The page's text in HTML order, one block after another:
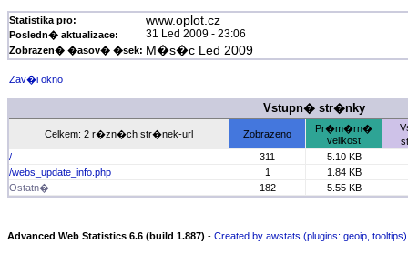
Statistika pro: www.oplot.cz
Posledn� aktualizace: 31 Led 2009 - 23:06
Zobrazen� �asov� �sek: M�s�c Led 2009
Zav�i okno
Vstupn� str�nky
Celkem: 2 r�zn�ch str�nek-url Zobrazeno
Pr�m�rn�
velikost
/
311
5.10 KB
/webs_update_info.php
1
1.84 KB
Ostatn�
182 5.55 KB
Advanced Web Statistics 6.6 (build 1.887) - Created by awstats (plugins: geoip, tooltips)